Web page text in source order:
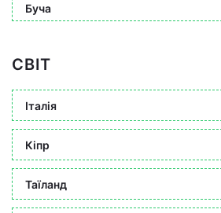
Буча
СВІТ
Італія
Кіпр
Таїланд